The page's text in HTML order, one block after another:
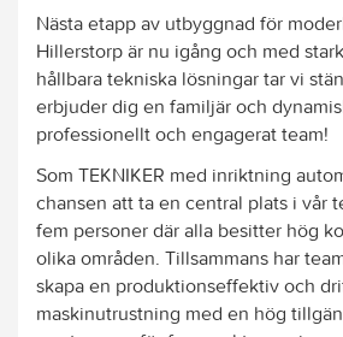
Nästa etapp av utbyggnad för
Hillerstorp är nu igång och med
hållbara tekniska lösningar tar vi
erbjuder dig en familjär och
professionellt och engagerat team!
Som TEKNIKER med inriktning
chansen att ta en central plats i vår
fem personer där alla besitter hög
olika områden. Tillsammans har
skapa en produktionseffektiv och
maskinutrustning med en hög